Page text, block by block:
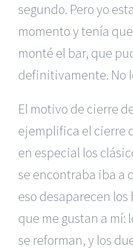
segundo. Pero yo
momento y tenía
monté el bar, que
definitivamente. No
El motivo de cierre
ejemplifica el cierre
en especial los
se encontraba iba a
eso desaparecen
que me gustan a mí:
se reforman, y los